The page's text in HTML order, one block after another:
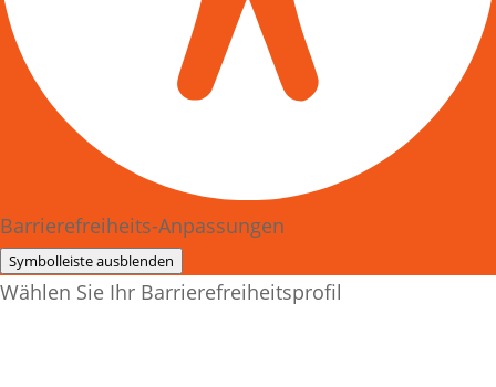
Barrierefreiheits-Anpassungen
Symbolleiste ausblenden
Wählen Sie Ihr Barrierefreiheitsprofil